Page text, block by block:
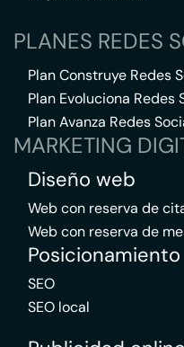
PLANES REDES
Plan Construye Redes
Plan Evoluciona Redes
Plan Avanza Redes
MARKETING
Diseño web
Web con reserva de
Web con reserva de
Posicionamiento
SEO
SEO local